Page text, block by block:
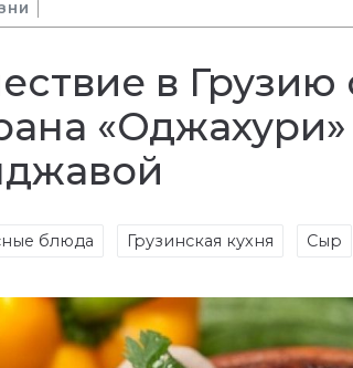
в
блюда Грузинская кухня Сыр